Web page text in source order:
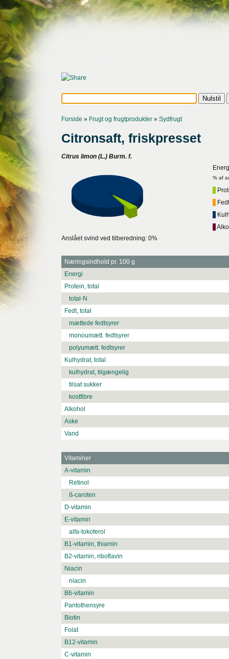
Forside » Frugt og frugtprodukter » Sydfrugt
Citronsaft, friskpresset
Citrus limon (L.) Burm. f.
% af
Anslået svind ved tilberedning: 0%
Næringsindhold pr. 100 g
Energi
Protein, total
total-N
Fedt, total
mættede fedtsyrer
monoumætt. fedtsyrer
polyumætt. fedtsyrer
Kulhydrat, total
kulhydrat, tilgængelig
tilsat sukker
kostfibre
Alkohol
Aske
Vand
Vitaminer
A-vitamin
Retinol
ß-caroten
D-vitamin
E-vitamin
alfa-tokoferol
B1-vitamin, thiamin
B2-vitamin, riboflavin
Niacin
niacin
B6-vitamin
Pantothensyre
Biotin
Folat
B12-vitamin
C-vitamin